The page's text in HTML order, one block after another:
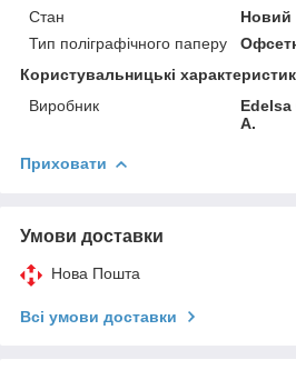
Стан
Новий
Тип поліграфічного паперу
Користувальницькі
Виробник
A.
Приховати
Умови доставки
Нова Пошта
Всі умови доставки